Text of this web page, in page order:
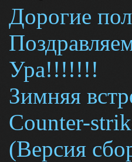
Дорогие
Ура!!!!!!!
Зимняя
Counter-
(Версия